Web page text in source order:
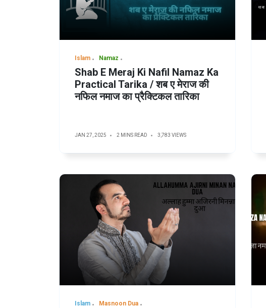
Islam Namaz
Shab E Meraj Ki Nafil Namaz Ka
Practical Tarika / शब ए मेराज की
नफिल नमाज का प्रैक्टिकल तारिका
JAN 27, 2025 2 MINS READ 3,783 VIEWS
Islam Masnoon Dua